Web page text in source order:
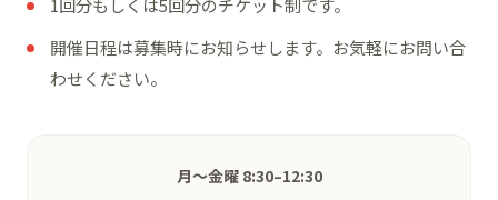
1回分もしくは5回分のチケット制です。
開催日程は募集時にお知らせします。お気軽にお問い合
わせください。
月〜金曜 8:30–12:30